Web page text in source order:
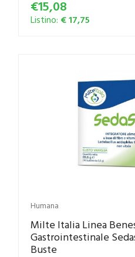
€15,08
Listino: € 17,75
Humana
Milte Italia Linea
Gastrointestinale
Buste